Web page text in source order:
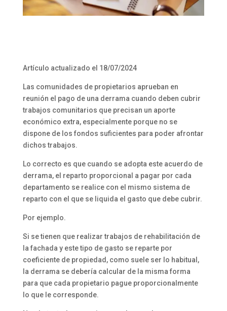
Artículo actualizado el 18/07/2024
Las comunidades de propietarios aprueban en
reunión el pago de una derrama cuando deben cubrir
trabajos comunitarios que precisan un aporte
económico extra, especialmente porque no se
dispone de los fondos suficientes para poder afrontar
dichos trabajos.
Lo correcto es que cuando se adopta este acuerdo de
derrama, el reparto proporcional a pagar por cada
departamento se realice con el mismo sistema de
reparto con el que se liquida el gasto que debe cubrir.
Por ejemplo.
Si se tienen que realizar trabajos de rehabilitación de
la fachada y este tipo de gasto se reparte por
coeficiente de propiedad, como suele ser lo habitual,
la derrama se debería calcular de la misma forma
para que cada propietario pague proporcionalmente
lo que le corresponde.